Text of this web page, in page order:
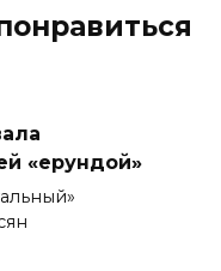
«ерундой»